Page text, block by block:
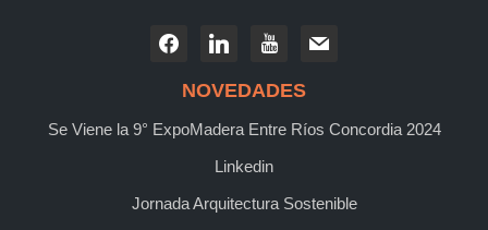
NOVEDADES
Se Viene la 9° ExpoMadera Entre Ríos Concordia 2024
Linkedin
Jornada Arquitectura Sostenible